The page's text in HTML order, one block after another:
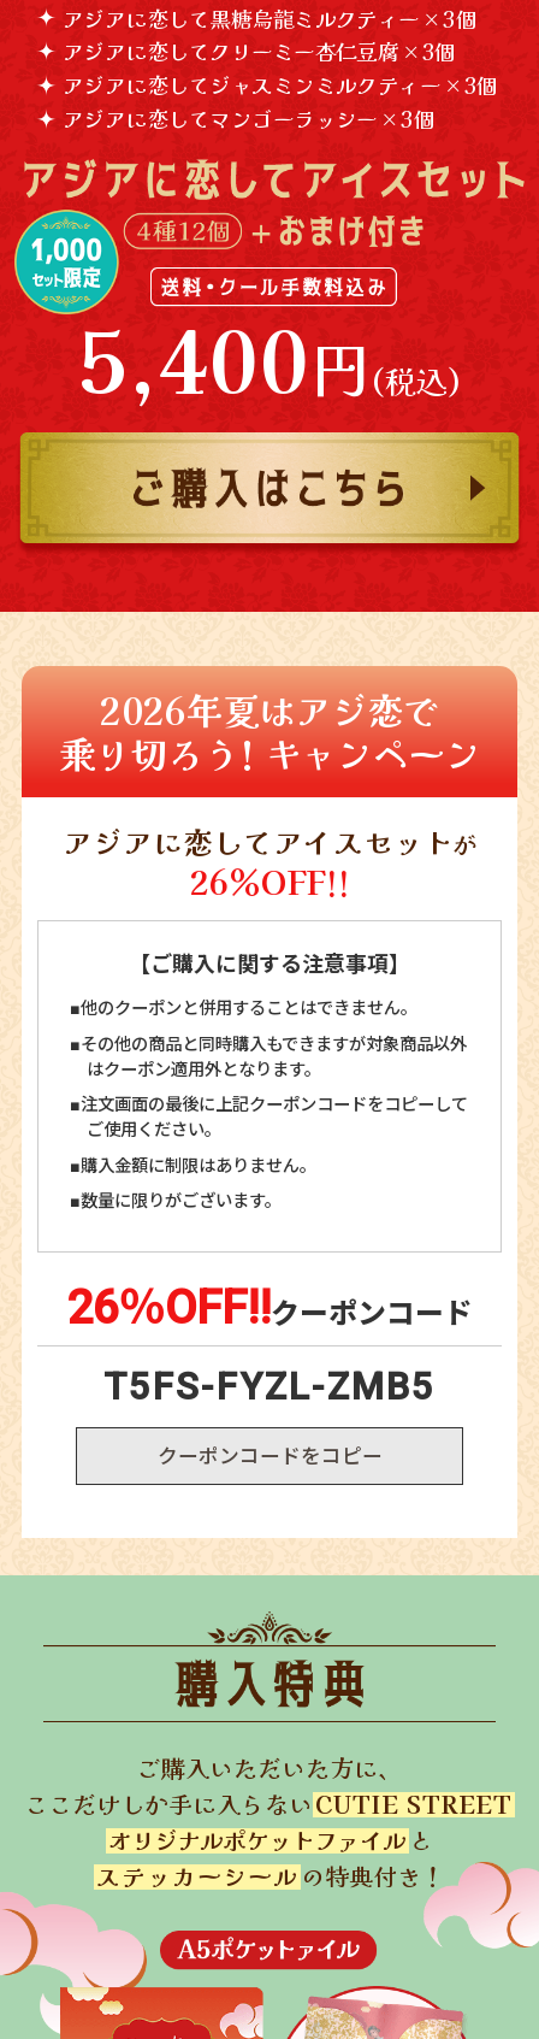
アジアに恋して黒糖烏龍ミルクティー × 3個
アジアに恋してクリーミー杏仁豆腐 × 3個
アジアに恋してジャスミンミルクティー × 3個
アジアに恋してマンゴーラッシー × 3個
5,400円 (税込)
2026年夏はアジ恋で
乗り切ろう!キャンペーン
アジアに恋してアイスセットが
26％OFF!!
【ご購入に関する注意事項】
他のクーポンと併用することはできません。
その他の商品と同時購入もできますが対象商品以外
はクーポン適用外となります。
注文画面の最後に上記クーポンコードをコピーして
ご使用ください。
購入金額に制限はありません。
数量に限りがございます。
26％OFF!!クーポンコード
T5FS-FYZL-ZMB5
クーポンコードをコピー
ご購入いただいた方に、
ここだけしか手に入らないCUTIE STREET
オリジナルポケットファイルと
ステッカーシールの特典付き！